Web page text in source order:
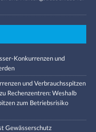
Konkurrenzen und
und Verbrauchsspitzen
zu Rechenzentren: Weshalb
zum Betriebsrisiko
Gewässerschutz